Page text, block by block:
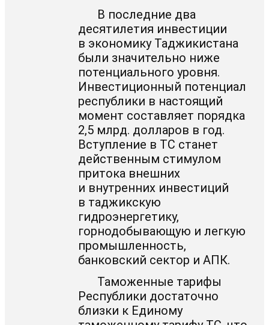
В последние два
десятилетия инвестиции
в экономику Таджикистана
были значительно ниже
потенциального уровня.
Инвестиционный потенциал
республики в настоящий
момент составляет порядка
2,5 млрд. долларов в год.
Вступление в ТС станет
действенным стимулом
притока внешних
и внутренних инвестиций
в таджикскую
гидроэнергетику,
горнодобывающую и легкую
промышленность,
банковский сектор и АПК.
Таможенные тарифы
Республики достаточно
близки к Единому